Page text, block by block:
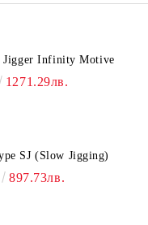
Jigger Infinity Motive
1271.29лв.
SJ (Slow Jigging)
897.73лв.